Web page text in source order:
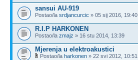
sansui AU-919
Postao/la srdjancurcic » 05 sij 2016, 19:40
R.I.P HARKONEN
Postao/la zmajz » 16 stu 2014, 13:39
Mjerenja u elektroakustici
Postao/la harkonen » 22 svi 2012, 10:51